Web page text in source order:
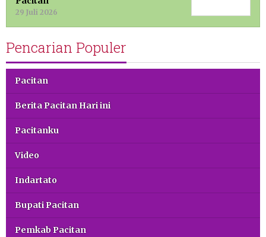
29 Juli 2026
Pencarian Populer
Pacitan
Berita Pacitan Hari ini
Pacitanku
Video
Indartato
Bupati Pacitan
Pemkab Pacitan